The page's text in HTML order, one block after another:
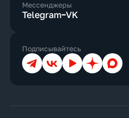
Мессенджеры
Telegram VK
Подписывайтесь
ТелеграмВКонтакте
YouTubeДзен Max